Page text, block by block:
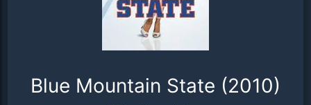
Blue Mountain State (2010)